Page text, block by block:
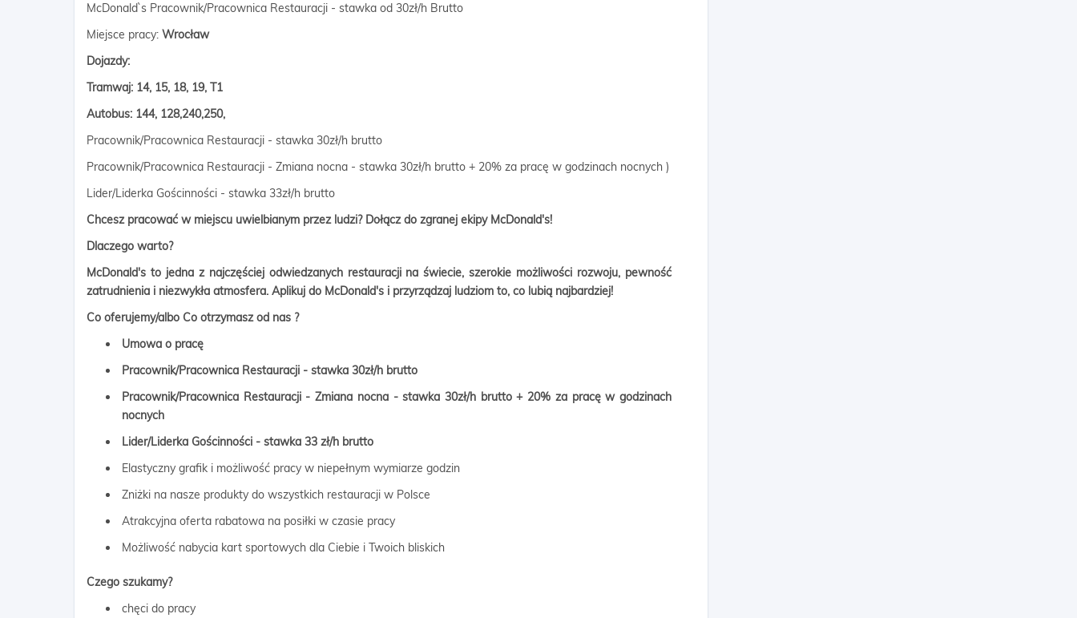
McDonald`s Pracownik/Pracownica Restauracji - stawka od 30zł/h Brutto
Miejsce pracy: Wrocław
Dojazdy:
Tramwaj: 14, 15, 18, 19, T1
Autobus: 144, 128,240,250,
Pracownik/Pracownica Restauracji - stawka 30zł/h brutto
Pracownik/Pracownica Restauracji - Zmiana nocna - stawka 30zł/h brutto + 20% za pracę w godzinach nocnych )
Lider/Liderka Gościnności - stawka 33zł/h brutto
Chcesz pracować w miejscu uwielbianym przez ludzi? Dołącz do zgranej ekipy McDonald's!
Dlaczego warto?
McDonald's to jedna z najczęściej odwiedzanych restauracji na świecie, szerokie możliwości rozwoju, pewność
zatrudnienia i niezwykła atmosfera. Aplikuj do McDonald's i przyrządzaj ludziom to, co lubią najbardziej!
Co oferujemy/albo Co otrzymasz od nas ?
Umowa o pracę
Pracownik/Pracownica Restauracji - stawka 30zł/h brutto
Pracownik/Pracownica Restauracji - Zmiana nocna - stawka 30zł/h brutto + 20% za pracę w godzinach
nocnych
Lider/Liderka Gościnności - stawka 33 zł/h brutto
Elastyczny grafik i możliwość pracy w niepełnym wymiarze godzin
Zniżki na nasze produkty do wszystkich restauracji w Polsce
Atrakcyjna oferta rabatowa na posiłki w czasie pracy
Możliwość nabycia kart sportowych dla Ciebie i Twoich bliskich
Czego szukamy?
chęci do pracy